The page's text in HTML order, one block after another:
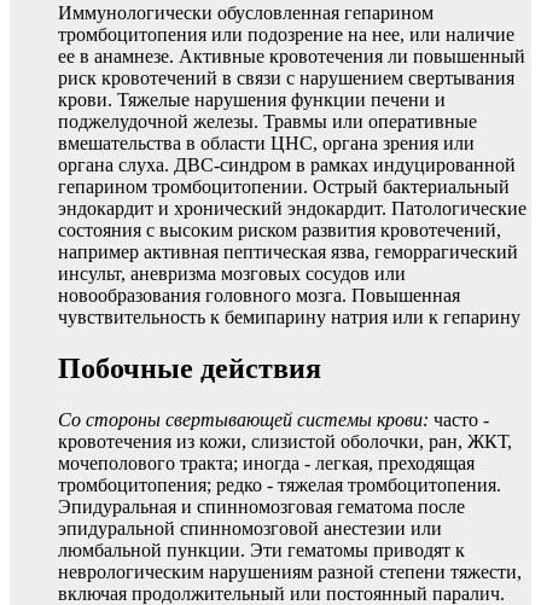
Иммунологически обусловленная гепарином
тромбоцитопения или подозрение на нее, или наличие
ее в анамнезе. Активные кровотечения ли повышенный
риск кровотечений в связи с нарушением свертывания
крови. Тяжелые нарушения функции печени и
поджелудочной железы. Травмы или оперативные
вмешательства в области ЦНС, органа зрения или
органа слуха. ДВС-синдром в рамках индуцированной
гепарином тромбоцитопении. Острый бактериальный
эндокардит и хронический эндокардит. Патологические
состояния с высоким риском развития кровотечений,
например активная пептическая язва, геморрагический
инсульт, аневризма мозговых сосудов или
новообразования головного мозга. Повышенная
чувствительность к бемипарину натрия или к гепарину
Побочные действия
Со стороны свертывающей системы крови: часто -
кровотечения из кожи, слизистой оболочки, ран, ЖКТ,
мочеполового тракта; иногда - легкая, преходящая
тромбоцитопения; редко - тяжелая тромбоцитопения.
Эпидуральная и спинномозговая гематома после
эпидуральной спинномозговой анестезии или
люмбальной пункции. Эти гематомы приводят к
неврологическим нарушениям разной степени тяжести,
включая продолжительный или постоянный паралич.